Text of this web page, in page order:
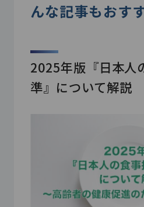
んな記事もおす
2025年版『日本人
準』について解説